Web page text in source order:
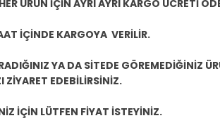
ÜRÜN İÇİN AYRI AYRI KARGO ÜCRETİ
İÇİNDE KARGOYA VERİLİR.
YA DA SİTEDE GÖREMEDİĞİNİZ
EDEBİLİRSİNİZ.
İÇİN LÜTFEN FİYAT İSTEYİNİZ.